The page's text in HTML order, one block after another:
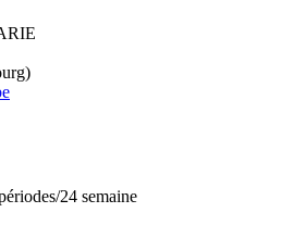
24 semaine